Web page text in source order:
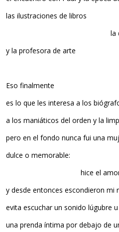
las ilustraciones de libros
la
y la profesora de arte
Eso finalmente
es lo que les interesa a los
a los maniáticos del orden y la
pero en el fondo nunca fui una
dulce o memorable:
hice el
y desde entonces escondieron mi
evita escuchar un sonido lúgubre
una prenda íntima por debajo de